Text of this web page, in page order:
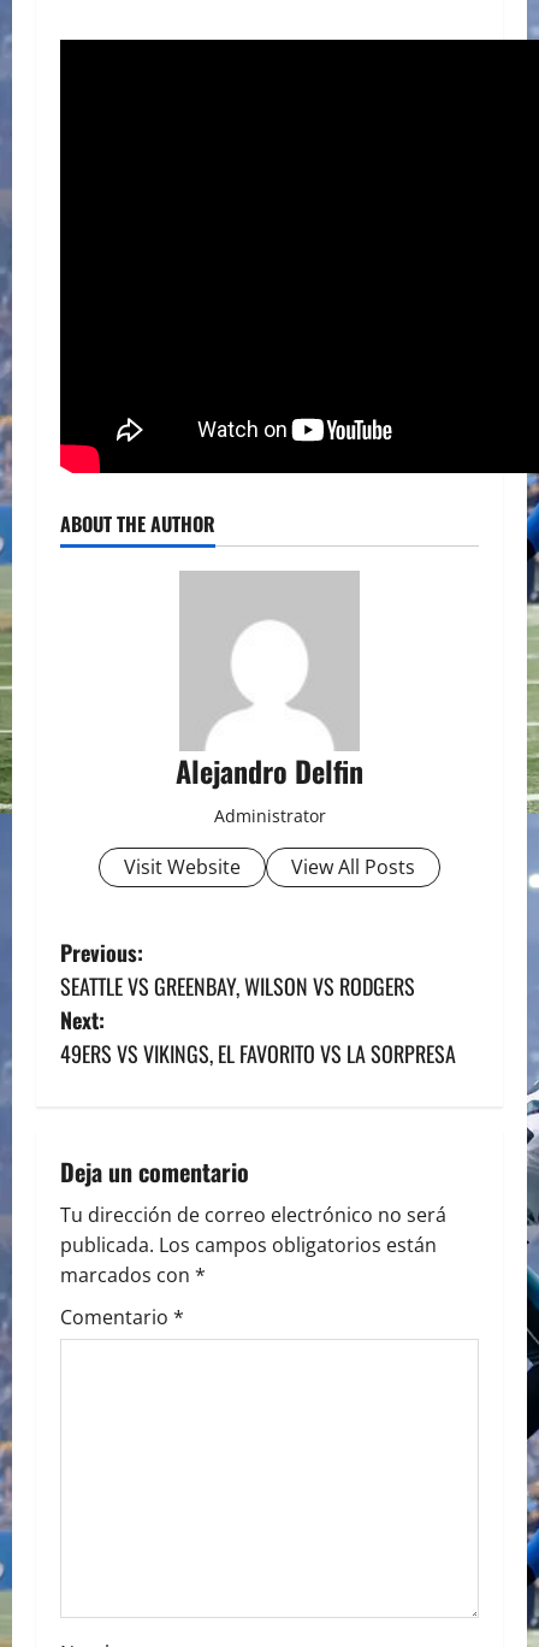
ABOUT THE AUTHOR
Alejandro Delfin
Administrator
Visit Website View All Posts
P
o
s
n
a
v
i
n
Previous:
SEATTLE VS GREENBAY, WILSON VS RODGERS
Next:
49ERS VS VIKINGS, EL FAVORITO VS LA SORPRESA
Deja un comentario
Tu dirección de correo electrónico no será
publicada. Los campos obligatorios están
marcados con *
Comentario *